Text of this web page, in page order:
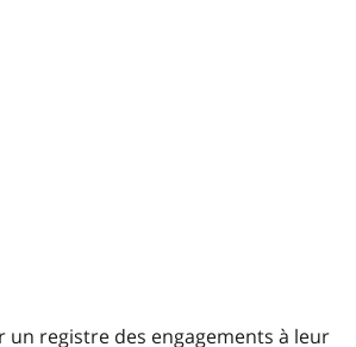
registre des engagements à leur